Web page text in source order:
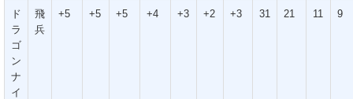
ド
ラ
ゴ
ン
ナ
イ
飛
兵
+5 +5 +5 +4 +3 +2 +3 31 21 11 9